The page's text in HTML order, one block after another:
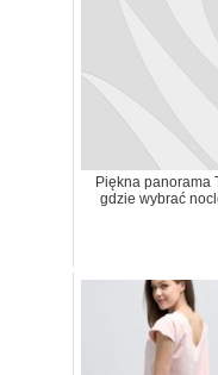
Piękna panorama
gdzie wybrać